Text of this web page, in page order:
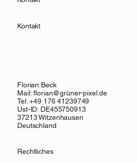
Kontakt
Florian Beck
Mail: florian@grüner-pixel.de
Tel: +49 176 41239749
Ust-ID: DE455750913
37213 Witzenhausen
Deutschland
Rechtliches